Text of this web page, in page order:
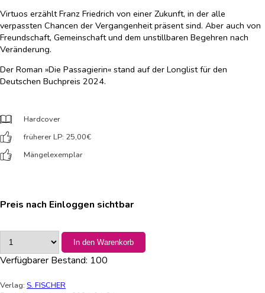
Virtuos erzählt Franz Friedrich von einer Zukunft, in der alle
verpassten Chancen der Vergangenheit präsent sind. Aber auch von
Freundschaft, Gemeinschaft und dem unstillbaren Begehren nach
Veränderung.
Der Roman »Die Passagierin« stand auf der Longlist für den
Deutschen Buchpreis 2024.
Hardcover
früherer LP: 25,00€
Mängelexemplar
Preis nach Einloggen sichtbar
In den Warenkorb
Verfügbarer Bestand: 100
Verlag: S. FISCHER